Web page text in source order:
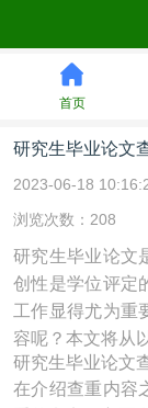
首页
研究生毕业论文
2023-06-18
浏览次数：208
研究生毕业论文
创性是学位评定
工作显得尤为重
容呢？本文将从
研究生毕业论文
在介绍查重内容